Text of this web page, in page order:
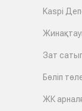
Kaspi
Зат
Бөліп
ЖК